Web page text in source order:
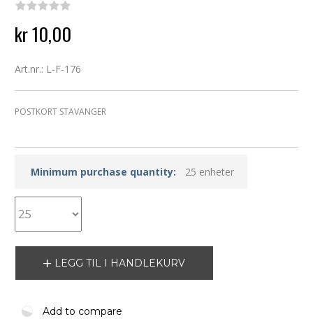
kr 10,00
Art.nr.: L-F-176
POSTKORT STAVANGER
Minimum purchase quantity: 25 enheter
LEGG TIL I HANDLEKURV
Add to compare